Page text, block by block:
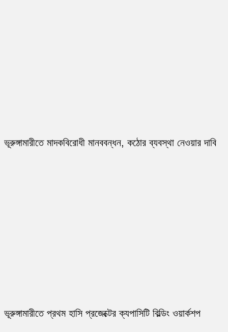
ভূরুঙ্গামারীতে মাদকবিরোধী মানববন্ধন, কঠোর ব্যবস্থা নেওয়ার দাবি
ভূরুঙ্গামারীতে প্রথম হাসি প্রজেক্টের ক্যপাসিটি বিল্ডিং ওয়ার্কশপ